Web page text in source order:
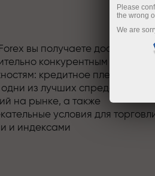
вы получаете доступ к
конкурентным
кредитное плечо до
из лучших спредов и
на рынке, а также
условия для
и индексами
Please
the wrong
We are